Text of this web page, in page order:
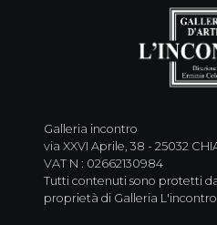
Galleria incontro
via XXVI Aprile, 38 - 25032
VAT N : 02662130984
Tutti contenuti sono protetti
proprietà di Galleria L'incontro